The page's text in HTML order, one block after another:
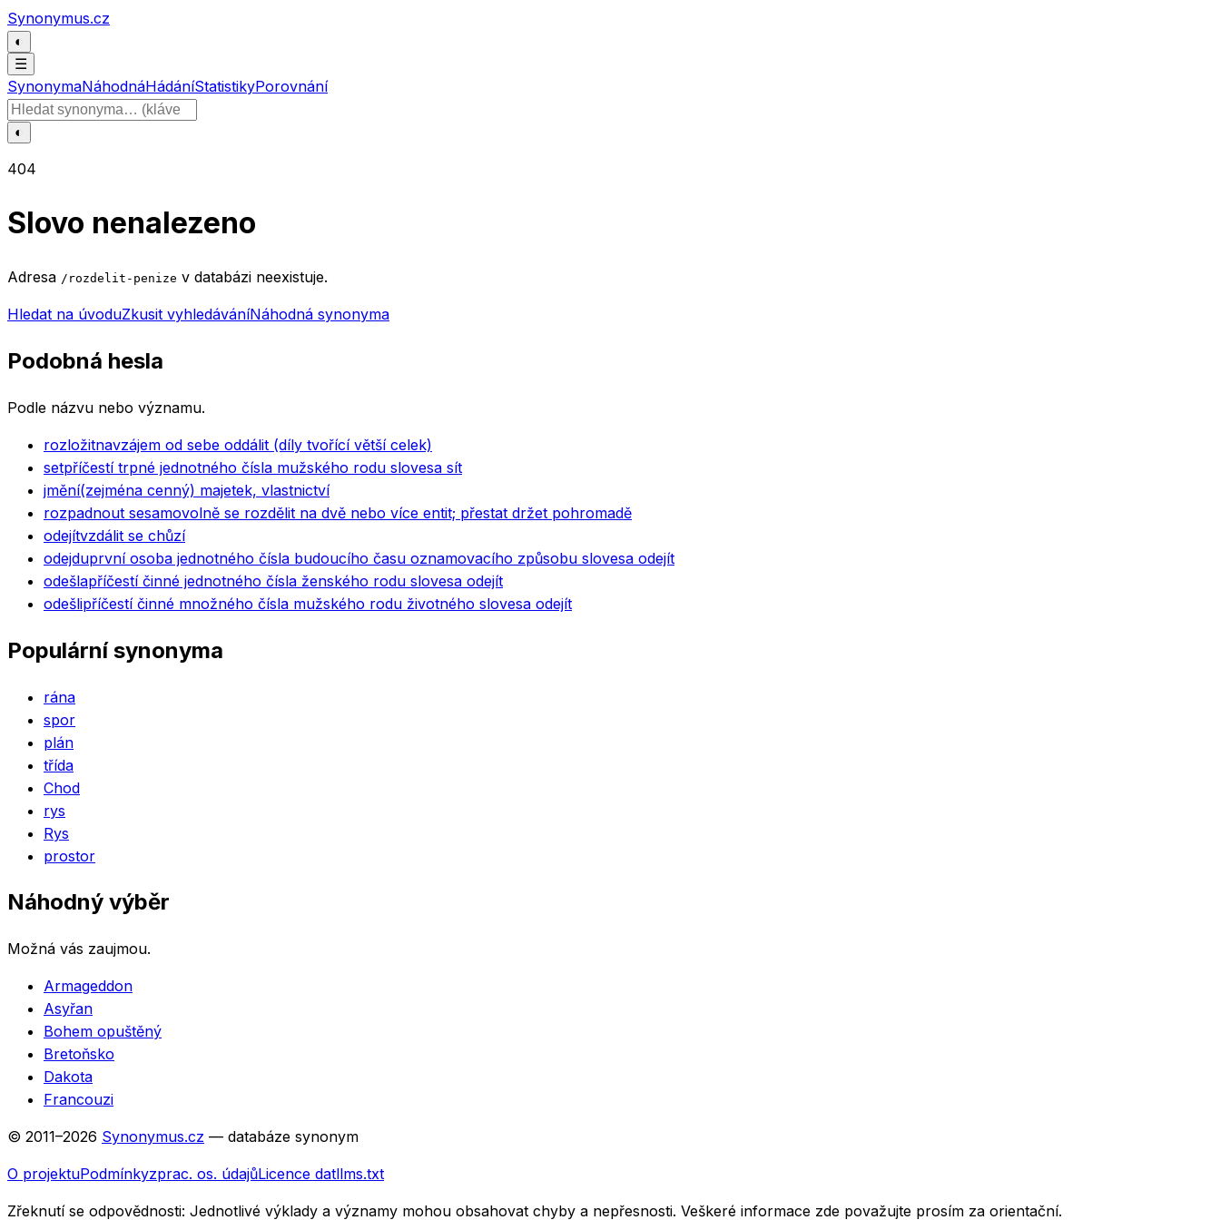
Přeskočit na obsah
Synonymus.cz
◐
☰
SynonymaNáhodnáHádáníStatistikyPorovnání
Hledat slovo
◐
404
Slovo nenalezeno
Adresa /rozdelit-penize v databázi neexistuje.
Hledat na úvoduZkusit vyhledáváníNáhodná synonyma
Podobná hesla
Podle názvu nebo významu.
rozložitnavzájem od sebe oddálit (díly tvořící větší celek)
setpříčestí trpné jednotného čísla mužského rodu slovesa sít
jmění(zejména cenný) majetek, vlastnictví
rozpadnout sesamovolně se rozdělit na dvě nebo více entit; přestat držet pohromadě
odejítvzdálit se chůzí
odejduprvní osoba jednotného čísla budoucího času oznamovacího způsobu slovesa odejít
odešlapříčestí činné jednotného čísla ženského rodu slovesa odejít
odešlipříčestí činné množného čísla mužského rodu životného slovesa odejít
Populární synonyma
rána
spor
plán
třída
Chod
rys
Rys
prostor
Náhodný výběr
Možná vás zaujmou.
Armageddon
Asyřan
Bohem opuštěný
Bretoňsko
Dakota
Francouzi
© 2011–2026 Synonymus.cz — databáze synonym
O projektuPodmínkyzprac. os. údajůLicence datllms.txt
Zřeknutí se odpovědnosti: Jednotlivé výklady a významy mohou obsahovat chyby a nepřesnosti. Veškeré informace zde považujte prosím za orientační.